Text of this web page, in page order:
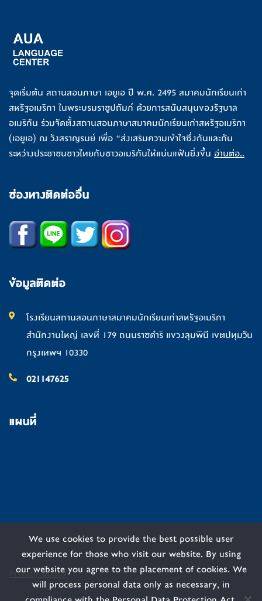
จุดเริ่มต้น สถานสอนภาษา เอยูเอ ปี พ.ศ. 2495 สมาคมนักเรียนเก่า
สหรัฐอเมริกา ในพระบรมราชูปถัมภ์ ด้วยการสนับสนุนของรัฐบาล
อเมริกัน ร่วมจัดตั้งสถานสอนภาษาสมาคมนักเรียนเก่าสหรัฐอเมริกา
(เอยูเอ) ณ วังสราญรมย์ เพื่อ “ส่งเสริมความเข้าใจซึ่งกันและกัน
ระหว่างประชาชนชาวไทยกับชาวอเมริกันให้แน่นแฟ้นยิ่งขึ้น อ่านต่อ..
ช่องทางติดต่ออื่น
ข้อมูลติดต่อ
โรงเรียนสถานสอนภาษาสมาคมนักเรียนเก่าสหรัฐอเมริกา
สำนักงานใหญ่ เลขที่ 179 ถนนราชดำริ แขวงลุมพินี เขตปทุมวัน
กรุงเทพฯ 10330
021147625
แผนที่
Privacy policy
We use cookies to provide the best possible user
experience for those who visit our website. By using
our website you agree to the placement of cookies. We
will process personal data only as necessary, in